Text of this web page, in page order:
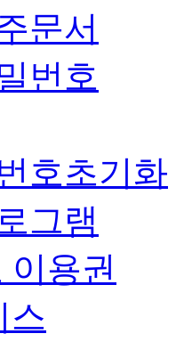
문서
번호
호초기화
그램
이용권
스